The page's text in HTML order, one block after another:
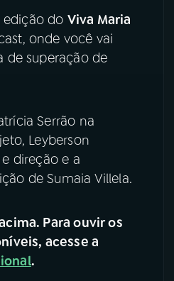
do Viva Maria
onde você vai
de superação de
Serrão na
Leyberson
direção e a
de Sumaia Villela.
Para ouvir os
acesse a
.